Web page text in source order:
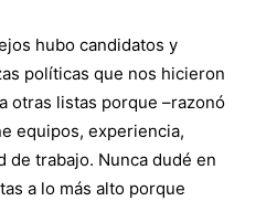
hubo candidatos y
políticas que nos hicieron
otras listas porque –razonó
equipos, experiencia,
de trabajo. Nunca dudé en
a lo más alto porque